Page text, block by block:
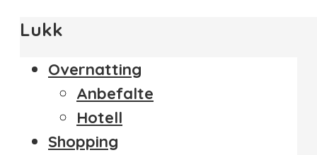
Lukk
Overnatting
Anbefalte
Hotell
Shopping